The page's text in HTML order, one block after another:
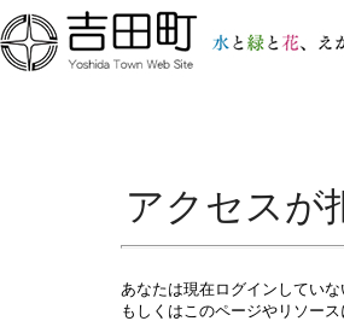
アクセスが
あなたは現在ログインしてい
もしくはこのページやリソー